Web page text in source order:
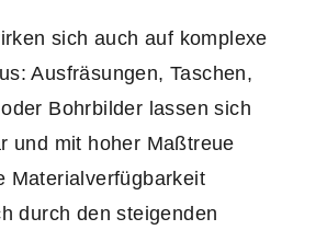
sich auch auf komplexe
Ausfräsungen, Taschen,
Bohrbilder lassen sich
und mit hoher Maßtreue
Materialverfügbarkeit
durch den steigenden